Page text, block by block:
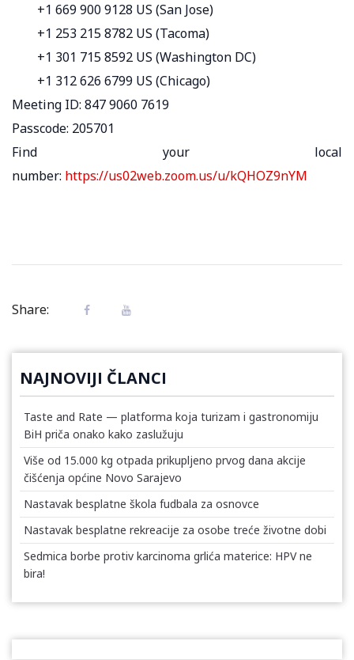
+1 669 900 9128 US (San Jose)
+1 253 215 8782 US (Tacoma)
+1 301 715 8592 US (Washington DC)
+1 312 626 6799 US (Chicago)
Meeting ID: 847 9060 7619
Passcode: 205701
Find your local
number: https://us02web.zoom.us/u/kQHOZ9nYM
Share:
NAJNOVIJI ČLANCI
Taste and Rate — platforma koja turizam i gastronomiju
BiH priča onako kako zaslužuju
Više od 15.000 kg otpada prikupljeno prvog dana akcije
čišćenja općine Novo Sarajevo
Nastavak besplatne škola fudbala za osnovce
Nastavak besplatne rekreacije za osobe treće životne dobi
Sedmica borbe protiv karcinoma grlića materice: HPV ne
bira!